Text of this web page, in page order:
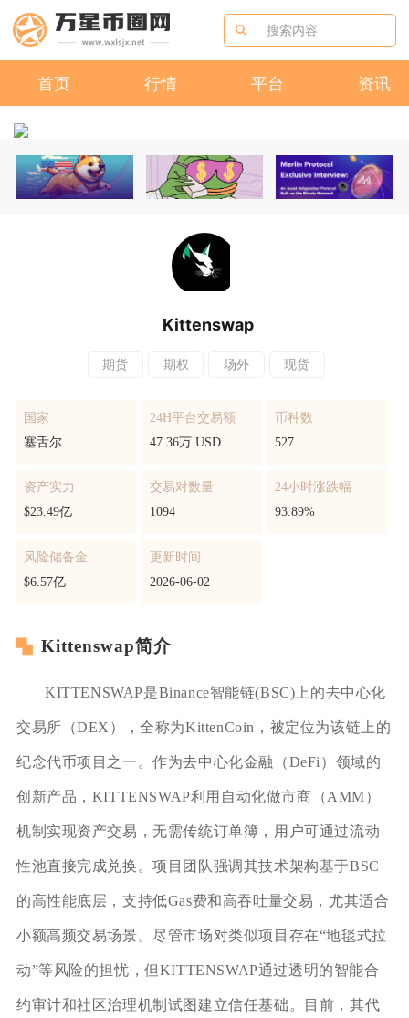
首页 行情 平台 资讯
Kittenswap
期货 期权 场外 现货
国家
塞舌尔
24H平台交易额
47.36万 USD
币种数
527
资产实力
$23.49亿
交易对数量
1094
24小时涨跌幅
93.89%
风险储备金
$6.57亿
更新时间
2026-06-02
Kittenswap简介
KITTENSWAP是Binance智能链(BSC)上的去中心化
交易所（DEX），全称为KittenCoin，被定位为该链上的
纪念代币项目之一。作为去中心化金融（DeFi）领域的
创新产品，KITTENSWAP利用自动化做市商（AMM）
机制实现资产交易，无需传统订单簿，用户可通过流动
性池直接完成兑换。项目团队强调其技术架构基于BSC
的高性能底层，支持低Gas费和高吞吐量交易，尤其适合
小额高频交易场景。尽管市场对类似项目存在“地毯式拉
动”等风险的担忧，但KITTENSWAP通过透明的智能合
约审计和社区治理机制试图建立信任基础。目前，其代